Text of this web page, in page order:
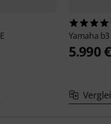
Yamaha b3
5.990 €